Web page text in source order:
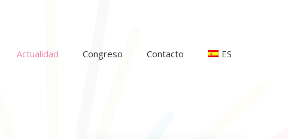
Actualidad Congreso Contacto ES